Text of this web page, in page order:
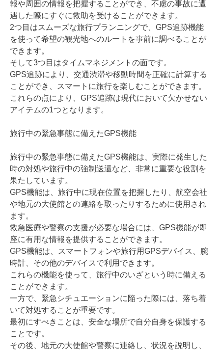
報や周囲の情報を把握することができ、不慮の事故に遭
遇した際にすぐに救助を受けることができます。
2つ目はスムーズな旅行プランニングで、GPS追跡機能
を使って希望の観光地へのルートを事前に調べることが
できます。
そして3つ目はタイムマネジメントの面です。
GPS追跡により、交通渋滞や移動時間を正確に計算する
ことができ、スマートに旅行を楽しむことができます。
これらの点により、GPS追跡は現代において欠かせない
アイテムの1つとなります。
旅行中の緊急事態に備えたGPS機能
旅行中の緊急事態に備えたGPS機能は、実際に発生した
時の対処や旅行中の強制送還など、非常に重要な役割を
果たしています。
GPS機能は、旅行中に現在位置を把握したり、航空会社
や地元の大使館との連絡を取ったりするために使用され
ます。
救急医療や警察の支援が必要な場合には、GPS機能が即
座に有用な情報を提供することができます。
GPS機能は、スマートフォンや旅行用GPSデバイス、腕
時計、その他のデバイスで利用できます。
これらの機能を使って、旅行中のいざという時に備える
ことができます。
一方で、緊急シチュエーションに陥った際には、落ち着
いて対処することが重要です。
最初にすべきことは、安全な場所で自分自身を保護する
ことです。
その後、地元の大使館や警察に連絡し、状況を説明し、